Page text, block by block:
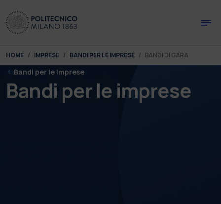
You are here:
HOME IMPRESE BANDI PER LE IMPRESE BANDI DI GARA
Bandi per le imprese
Bandi per le imprese